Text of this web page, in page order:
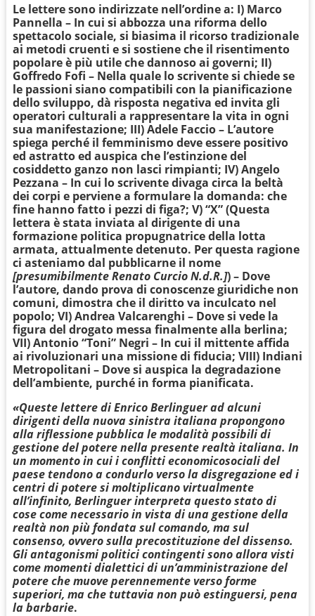
Le lettere sono indirizzate nell’ordine a: I) Marco
Pannella – In cui si abbozza una riforma dello
spettacolo sociale, si biasima il ricorso tradizionale
ai metodi cruenti e si sostiene che il risentimento
popolare è più utile che dannoso ai governi; II)
Goffredo Fofi – Nella quale lo scrivente si chiede se
le passioni siano compatibili con la pianificazione
dello sviluppo, dà risposta negativa ed invita gli
operatori culturali a rappresentare la vita in ogni
sua manifestazione; III) Adele Faccio – L’autore
spiega perché il femminismo deve essere positivo
ed astratto ed auspica che l’estinzione del
cosiddetto ganzo non lasci rimpianti; IV) Angelo
Pezzana – In cui lo scrivente divaga circa la beltà
dei corpi e perviene a formulare la domanda: che
fine hanno fatto i pezzi di figa?; V) “X” (Questa
lettera è stata inviata al dirigente di una
formazione politica propugnatrice della lotta
armata, attualmente detenuto. Per questa ragione
ci asteniamo dal pubblicarne il nome
[presumibilmenteRenato Curcio N.d.R.]) – Dove
l’autore, dando prova di conoscenze giuridiche non
comuni, dimostra che il diritto va inculcato nel
popolo; VI) Andrea Valcarenghi – Dove si vede la
figura del drogato messa finalmente alla berlina;
VII) Antonio “Toni” Negri – In cui il mittente affida
ai rivoluzionari una missione di fiducia; VIII) Indiani
Metropolitani – Dove si auspica la degradazione
dell’ambiente, purché in forma pianificata.
«Queste lettere di Enrico Berlinguer ad alcuni
dirigenti della nuova sinistra italiana propongono
alla riflessione pubblica le modalità possibili di
gestione del potere nella presente realtà italiana. In
un momento in cui i conflitti economicosociali del
paese tendono a condurlo verso la disgregazione ed i
centri di potere si moltiplicano virtualmente
all’infinito, Berlinguer interpreta questo stato di
cose come necessario in vista di una gestione della
realtà non più fondata sul comando, ma sul
consenso, ovvero sulla precostituzione del dissenso.
Gli antagonismi politici contingenti sono allora visti
come momenti dialettici di un’amministrazione del
potere che muove perennemente verso forme
superiori, ma che tuttavia non può estinguersi, pena
la barbarie.